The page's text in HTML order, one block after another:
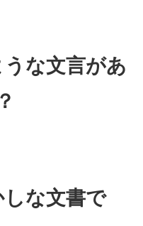
な文言があ
な文書で